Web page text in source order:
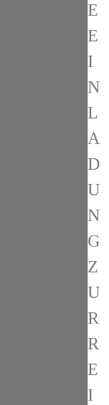
E
E
I
N
L
A
D
U
N
G
Z
U
R
R
E
I